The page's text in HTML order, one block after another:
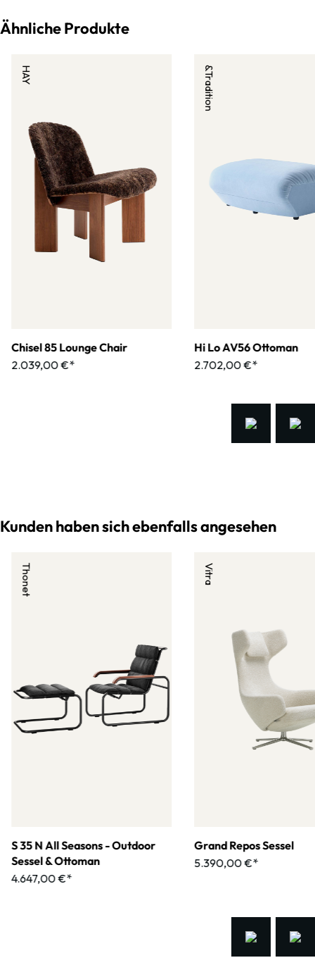
Ähnliche Produkte
HAY
Chisel 85 Lounge Chair
2.039,00 €*
&Tradition
Hi Lo AV56 Ottoman
2.702,00 €*
Kunden haben sich ebenfalls angesehen
Thonet
S 35 N All Seasons - Outdoor
Sessel & Ottoman
4.647,00 €*
Vitra
Grand Repos Sessel
5.390,00 €*